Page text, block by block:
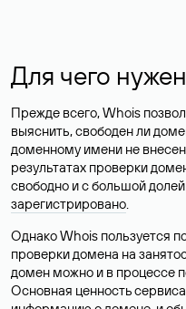
Для чего
Прежде всего, Whois
выяснить, свободен ли
доменному имени не
результатах проверки
свободно и с большой
зарегистрировано.
Однако Whois пользуется
проверки домена на
домен можно и в процессе
Основная ценность